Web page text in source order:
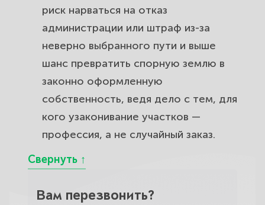
риск нарваться на отказ
администрации или штраф из-за
неверно выбранного пути и выше
шанс превратить спорную землю в
законно оформленную
собственность, ведя дело с тем, для
кого узаконивание участков —
профессия, а не случайный заказ.
Вам перезвонить?